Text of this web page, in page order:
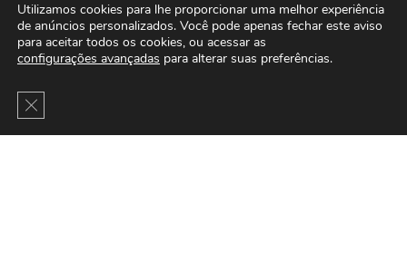
Utilizamos cookies para lhe proporcionar uma melhor experiência
de anúncios personalizados. Você pode apenas fechar este aviso
para aceitar todos os cookies, ou acessar as
configurações avançadas para alterar suas preferências.
Close GDPR Cookie Banner